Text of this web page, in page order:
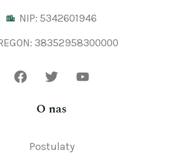
NIP: 5342601946
38352958300000
O nas
Postulaty